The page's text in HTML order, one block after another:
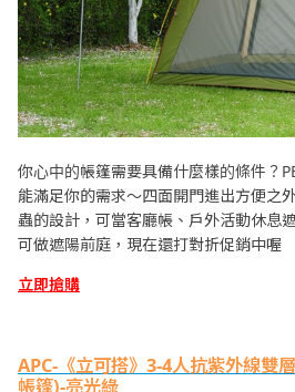
你心中的帳篷需要具備什麼樣的條件？
能滿足你的需求～四面開門進出方便之
蟲的設計，可當客廳帳、戶外活動休息
可做遮陽前庭，現在還打對折促銷中喔
立即搶購
APC-《立可搭》3-4人抗紫外線雙
帳篷)-亮光綠